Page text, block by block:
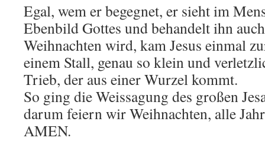
Egal, wem er begegnet, er sieht im
Ebenbild Gottes und behandelt ihn
Weihnachten wird, kam Jesus einmal
einem Stall, genau so klein und
Trieb, der aus einer Wurzel kommt.
So ging die Weissagung des großen
darum feiern wir Weihnachten, alle
AMEN.